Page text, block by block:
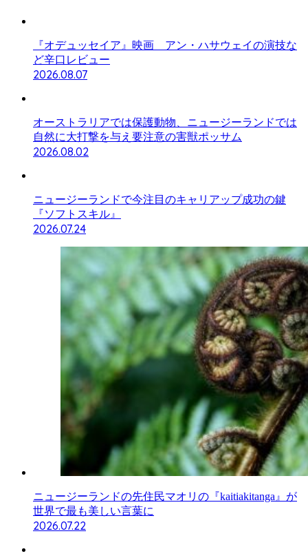
『オデュッセイア』映画 アン・ハサウェイの演技な
ど辛口レビュー
2026.08.07
オーストラリアでは保護動物、ニュージーランドでは
自然に大打撃を与え要注意の害獣ポッサム
2026.08.02
ニュージーランドで今注目のキャリアップ成功の鍵
『ソフトスキル』
2026.07.24
ニュージーランドの先住民マオリの『kaitiakitanga』が
世界で最も美しい言葉に
2026.07.22